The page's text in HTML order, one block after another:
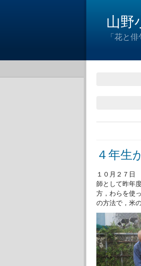
山野
「花と
４年生
１０月２７日
師として昨年
方，わらを使
の方法で，米